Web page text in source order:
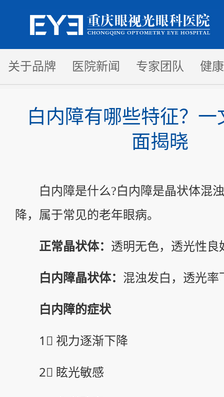
关于品牌 医院新闻 专家团队 健
白内障有哪些特征？一
面揭晓
白内障是什么?白内障是晶状体混
降，属于常见的老年眼病。
正常晶状体： 透明无色，透光性良
白内障晶状体： 混浊发白，透光率
白内障的症状
1⃣ 视力逐渐下降
2⃣ 眩光敏感